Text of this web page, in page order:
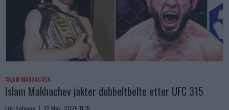
ISLAM MAKHACHEV
Islam Makhachev jakter dobbeltbelte etter UFC 315